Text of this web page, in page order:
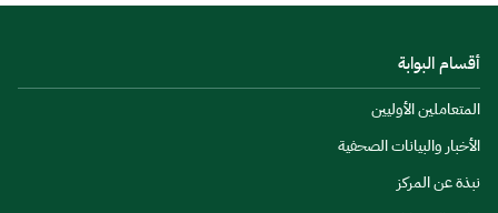
أقسام البوابة
المتعاملين الأوليين
الأخبار والبيانات الصحفية
نبذة عن المركز